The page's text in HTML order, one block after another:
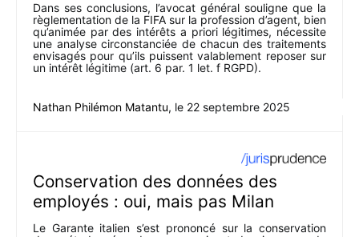
Dans ses conclusions, l’avocat général souligne que la
règlementation de la FIFA sur la profession d’agent, bien
qu’animée par des intérêts a priori légitimes, nécessite
une analyse circonstanciée de chacun des traitements
envisagés pour qu’ils puissent valablement reposer sur
un intérêt légitime (art. 6 par. 1 let. f RGPD).
Nathan Philémon Matantu, le 22 septembre 2025
Conservation des données des
employés : oui, mais pas Milan
Le Garante italien s’est prononcé sur la conservation